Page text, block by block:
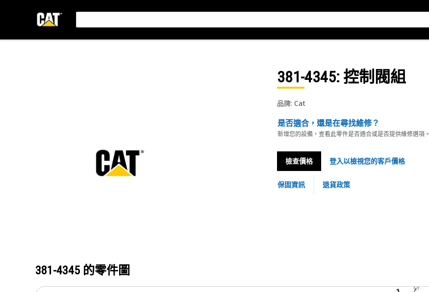
381-4345: 控制閥組
品牌: Cat
是否適合，還是在尋找維修？
新增您的設備，查看此零件是否適合或是否提供維修選項。
檢查價格 登入以檢視您的客戶價格
保固資訊 退貨政策
381-4345 的零件圖